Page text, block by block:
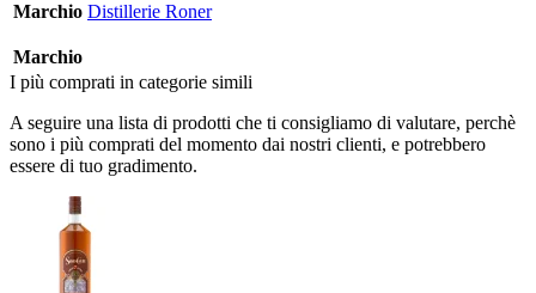
Marchio Distillerie Roner
Marchio
I più comprati in categorie simili
A seguire una lista di prodotti che ti consigliamo di valutare, perchè
sono i più comprati del momento dai nostri clienti, e potrebbero
essere di tuo gradimento.